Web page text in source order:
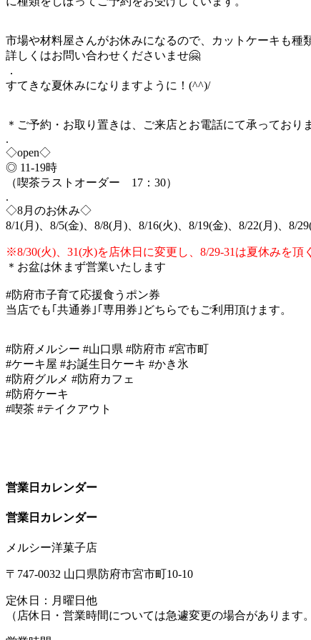
市場や材料屋さんがお休みになるので、カットケーキも種
詳しくはお問い合わせくださいませ🤗
．
すてきな夏休みになりますように！(^^)/
＊ご予約・お取り置きは、ご来店とお電話にて承っており
.
◇open◇
◎ 11-19時
（喫茶ラストオーダー 17：30）
.
◇8月のお休み◇
8/1(月)、8/5(金)、8/8(月)、8/16(火)、8/19(金)、8/22(月)、8/
※8/30(火)、31(水)を店休日に変更し、8/29-31は夏休みを頂
＊お盆は休まず営業いたします
#防府市子育て応援食うポン券
当店でも｢共通券｣｢専用券｣どちらでもご利用頂けます。
#防府メルシー #山口県 #防府市 #宮市町
#ケーキ屋 #お誕生日ケーキ #かき氷
#防府グルメ #防府カフェ
#防府ケーキ
#喫茶 #テイクアウト
営業日カレンダー
営業日カレンダー
メルシー洋菓子店
〒747-0032 山口県防府市宮市町10-10
定休日：月曜日他
（店休日・営業時間については急遽変更の場合がありま